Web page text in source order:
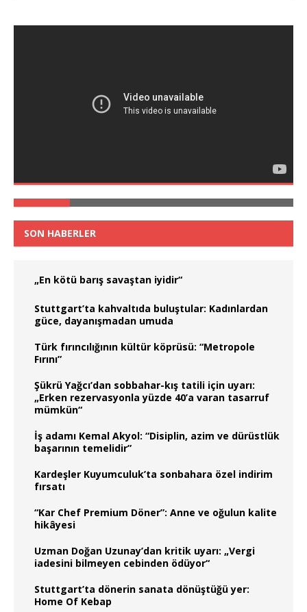
SON HABERLER
„En kötü barış savaştan iyidir“
Stuttgart’ta kahvaltıda buluştular: Kadınlardan
güce, dayanışmadan umuda
Türk fırıncılığının kültür köprüsü: “Metropole
Fırını”
Şükrü Yağcı’dan sobbahar-kış tatili için uyarı:
„Erken rezervasyonla yüzde 40’a varan tasarruf
mümkün“
İş adamı Kemal Akyol: “Disiplin, azim ve dürüstlük
başarının temelidir”
Kardeşler Kuyumculuk’ta sonbahara özel indirim
fırsatı
“Kar Chef Premium Döner”: Anne ve oğulun kalite
hikâyesi
Uzman Doğan Uzunay’dan kritik uyarı: „Vergi
iadesini bilmeyen cebinden ödüyor“
Stuttgart’ta dönerin sanata dönüştüğü yer:
Home Of Kebap